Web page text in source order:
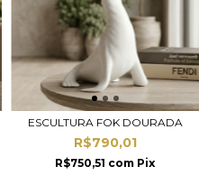
ESCULTURA FOK DOURADA
R$790,01
R$750,51 com Pix